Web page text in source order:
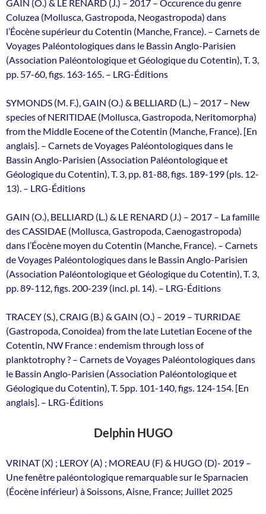
GAIN (O.) & LE RENARD (J.) – 2017 – Occurence du genre
Coluzea (Mollusca, Gastropoda, Neogastropoda) dans
l’Éocène supérieur du Cotentin (Manche, France). – Carnets de
Voyages Paléontologiques dans le Bassin Anglo-Parisien
(Association Paléontologique et Géologique du Cotentin), T. 3,
pp. 57-60, figs. 163-165. – LRG-Éditions
SYMONDS (M. F.), GAIN (O.) & BELLIARD (L.) – 2017 – New
species of NERITIDAE (Mollusca, Gastropoda, Neritomorpha)
from the Middle Eocene of the Cotentin (Manche, France). [En
anglais]. – Carnets de Voyages Paléontologiques dans le
Bassin Anglo-Parisien (Association Paléontologique et
Géologique du Cotentin), T. 3, pp. 81-88, figs. 189-199 (pls. 12-
13). – LRG-Éditions
GAIN (O.), BELLIARD (L.) & LE RENARD (J.) – 2017 – La famille
des CASSIDAE (Mollusca, Gastropoda, Caenogastropoda)
dans l’Éocène moyen du Cotentin (Manche, France). – Carnets
de Voyages Paléontologiques dans le Bassin Anglo-Parisien
(Association Paléontologique et Géologique du Cotentin), T. 3,
pp. 89-112, figs. 200-239 (incl. pl. 14). – LRG-Éditions
TRACEY (S.), CRAIG (B.) & GAIN (O.) – 2019 – TURRIDAE
(Gastropoda, Conoidea) from the late Lutetian Eocene of the
Cotentin, NW France : endemism through loss of
planktotrophy ? – Carnets de Voyages Paléontologiques dans
le Bassin Anglo-Parisien (Association Paléontologique et
Géologique du Cotentin), T. 5pp. 101-140, figs. 124-154. [En
anglais]. – LRG-Éditions
Delphin HUGO
VRINAT (X) ; LEROY (A) ; MOREAU (F) & HUGO (D)- 2019 –
Une fenêtre paléontologique remarquable sur le Sparnacien
(Éocène inférieur) à Soissons, Aisne, France; Juillet 2025